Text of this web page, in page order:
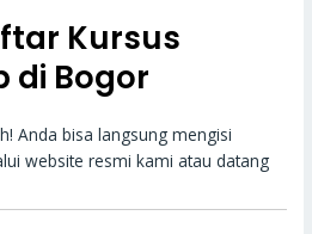
Kursus
di Bogor
Anda bisa langsung mengisi
website resmi kami atau datang